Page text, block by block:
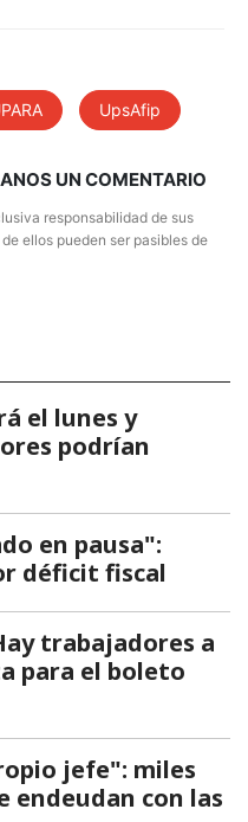
UpsAfip
UN COMENTARIO
responsabilidad de sus
ellos pueden ser pasibles de
el lunes y
podrían
en pausa":
déficit fiscal
trabajadores a
para el boleto
jefe": miles
endeudan con las